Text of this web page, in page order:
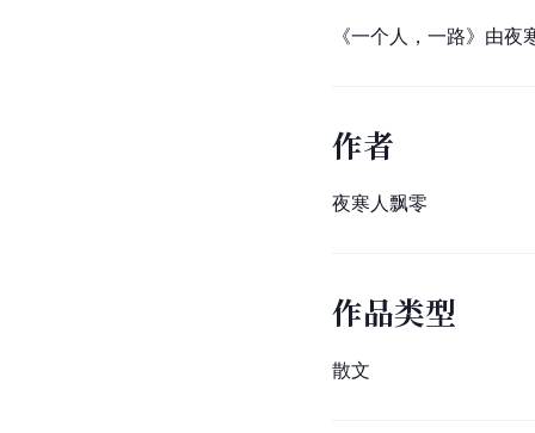
《一个人，一路》由
作者
夜寒人飘零
作品类型
散文